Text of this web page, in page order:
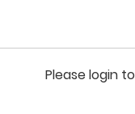
Please login